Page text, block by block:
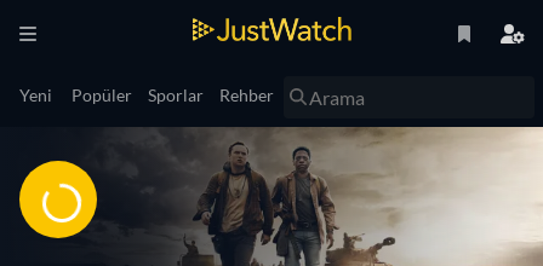
Yeni Popüler Sporlar Rehber